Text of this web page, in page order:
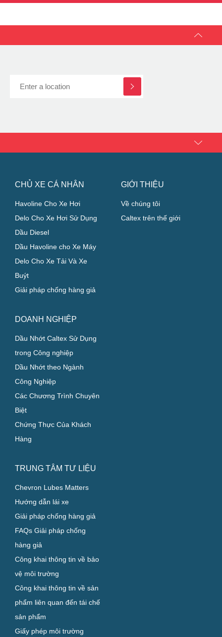
CHỦ XE CÁ NHÂN
Delo Cho Xe Hơi Sử Dụng
Dầu Havoline cho Xe Máy
Delo Cho Xe Tải Và Xe
Giải pháp chống hàng giả
DOANH NGHIỆP
Dầu Nhớt Caltex Sử Dụng
trong Công nghiệp
Dầu Nhớt theo Ngành
Công Nghiệp
Các Chương Trình Chuyên
Hàng
TRUNG TÂM TƯ LIỆU
Chevron Lubes Matters
Hướng dẫn lái xe
Giải pháp chống hàng giả
FAQs Giải pháp chống
hàng giả
Công khai thông tin về bảo
vệ môi trường
Công khai thông tin về sản
GIỚI THIỆU